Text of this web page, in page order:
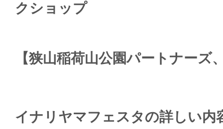
クショップ
【狭山稲荷山公園パートナーズ
イナリヤマフェスタの詳しい内